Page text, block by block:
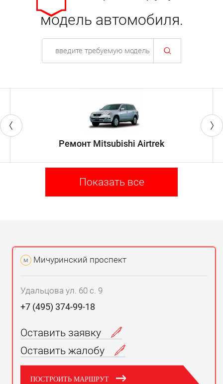
модель автомобиля.
Ремонт Mitsubishi Airtrek
Показать все
м Мичуринский проспект
Удальцова ул. 60 с. 9
+7 (495) 374-99-18
Оставить заявку
Оставить жалобу
ПОСТРОИТЬ МАРШРУТ